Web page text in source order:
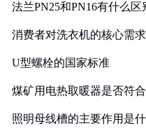
法兰PN25和PN16有什么区
消费者对洗衣机的核心需
U型螺栓的国家标准
煤矿用电热取暖器是否符
照明母线槽的主要作用是